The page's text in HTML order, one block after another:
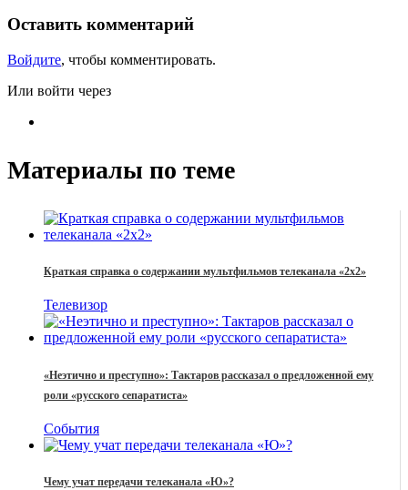
Оставить комментарий
Войдите, чтобы комментировать.
Или войти через
Материалы по теме
Краткая справка о содержании мультфильмов телеканала «2x2»
Телевизор
«Неэтично и преступно»: Тактаров рассказал о предложенной ему
роли «русского сепаратиста»
События
Чему учат передачи телеканала «Ю»?